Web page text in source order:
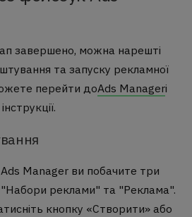
завершено, можна нарешті
та запуску рекламної
перейти доAds Managerі
Ads Manager ви побачите три
"Набори реклами" та "Реклама".
кнопку «Створити» або